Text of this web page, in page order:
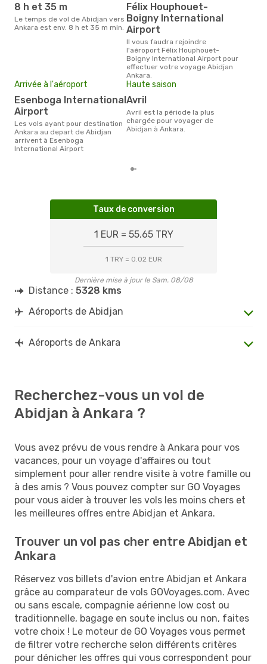
8 h et 35 m
Le temps de vol de Abidjan vers
Ankara est env. 8 h et 35 m min.
Félix Houphouet-
Boigny International
Airport
Il vous faudra rejoindre
l'aéroport Félix Houphouet-
Boigny International Airport pour
effectuer votre voyage Abidjan
Ankara.
Arrivée à l'aéroport
Esenboga International
Airport
Les vols ayant pour destination
Ankara au depart de Abidjan
arrivent à Esenboga
International Airport
Haute saison
avril
avril est la période la plus
chargée pour voyager de
Abidjan à Ankara.
Taux de conversion
1 EUR = 55.65 TRY
1 TRY = 0.02 EUR
Dernière mise à jour le Sam. 08/08
Distance : 5328 kms
Aéroports de Abidjan
Aéroports de Ankara
Recherchez-vous un vol de
Abidjan à Ankara ?
Vous avez prévu de vous rendre à Ankara pour vos
vacances, pour un voyage d'affaires ou tout
simplement pour aller rendre visite à votre famille ou
à des amis ? Vous pouvez compter sur GO Voyages
pour vous aider à trouver les vols les moins chers et
les meilleures offres entre Abidjan et Ankara.
Trouver un vol pas cher entre Abidjan et
Ankara
Réservez vos billets d'avion entre Abidjan et Ankara
grâce au comparateur de vols GOVoyages.com. Avec
ou sans escale, compagnie aérienne low cost ou
traditionnelle, bagage en soute inclus ou non, faites
votre choix ! Le moteur de GO Voyages vous permet
de filtrer votre recherche selon différents critères
pour dénicher les offres qui vous correspondent pour